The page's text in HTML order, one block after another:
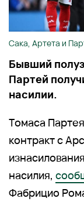
Сака, Артета и
Бывший
Партей
насилии.
Томаса
контракт с
насилия,
Фабрицио